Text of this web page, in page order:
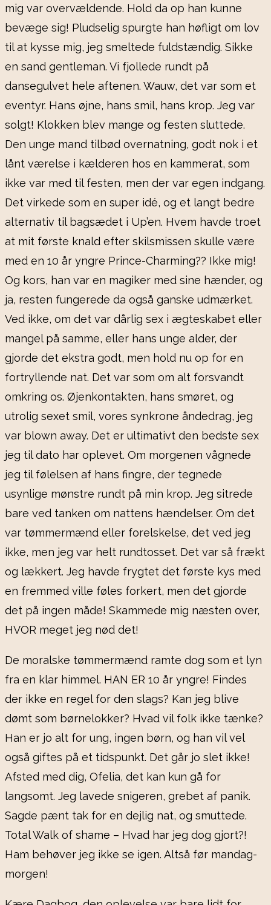
mig var overvældende. Hold da op han kunne
bevæge sig! Pludselig spurgte han høfligt om lov
til at kysse mig, jeg smeltede fuldstændig. Sikke
en sand gentleman. Vi fjollede rundt på
dansegulvet hele aftenen. Wauw, det var som et
eventyr. Hans øjne, hans smil, hans krop. Jeg var
solgt! Klokken blev mange og festen sluttede.
Den unge mand tilbød overnatning, godt nok i et
lånt værelse i kælderen hos en kammerat, som
ikke var med til festen, men der var egen indgang.
Det virkede som en super idé, og et langt bedre
alternativ til bagsædet i Up’en. Hvem havde troet
at mit første knald efter skilsmissen skulle være
med en 10 år yngre Prince-Charming?? Ikke mig!
Og kors, han var en magiker med sine hænder, og
ja, resten fungerede da også ganske udmærket.
Ved ikke, om det var dårlig sex i ægteskabet eller
mangel på samme, eller hans unge alder, der
gjorde det ekstra godt, men hold nu op for en
fortryllende nat. Det var som om alt forsvandt
omkring os. Øjenkontakten, hans smøret, og
utrolig sexet smil, vores synkrone åndedrag, jeg
var blown away. Det er ultimativt den bedste sex
jeg til dato har oplevet. Om morgenen vågnede
jeg til følelsen af hans fingre, der tegnede
usynlige mønstre rundt på min krop. Jeg sitrede
bare ved tanken om nattens hændelser. Om det
var tømmermænd eller forelskelse, det ved jeg
ikke, men jeg var helt rundtosset. Det var så frækt
og lækkert. Jeg havde frygtet det første kys med
en fremmed ville føles forkert, men det gjorde
det på ingen måde! Skammede mig næsten over,
HVOR meget jeg nød det!
De moralske tømmermænd ramte dog som et lyn
fra en klar himmel. HAN ER 10 år yngre! Findes
der ikke en regel for den slags? Kan jeg blive
dømt som børnelokker? Hvad vil folk ikke tænke?
Han er jo alt for ung, ingen børn, og han vil vel
også giftes på et tidspunkt. Det går jo slet ikke!
Afsted med dig, Ofelia, det kan kun gå for
langsomt. Jeg lavede snigeren, grebet af panik.
Sagde pænt tak for en dejlig nat, og smuttede.
Total Walk of shame – Hvad har jeg dog gjort?!
Ham behøver jeg ikke se igen. Altså før mandag-
morgen!